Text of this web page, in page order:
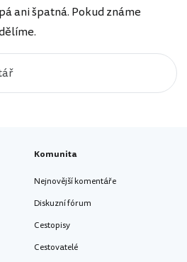
ani špatná. Pokud známe
Komunita
Nejnovější komentáře
Diskuzní fórum
Cestopisy
Cestovatelé